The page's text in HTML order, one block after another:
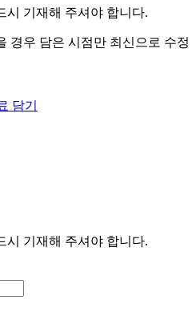
시 기재해 주셔야 합니다.
경우 담은 시점만 최신으로 수정
담기
시 기재해 주셔야 합니다.